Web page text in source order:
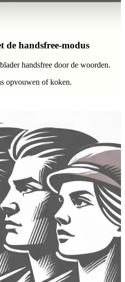
de handsfree-modus
handsfree door de woorden.
opvouwen of koken.